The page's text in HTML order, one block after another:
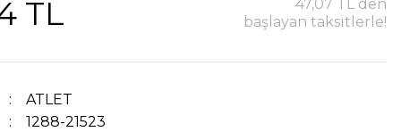
TL
47,07 TL den
başlayan taksitlerle!
ATLET
1288-21523